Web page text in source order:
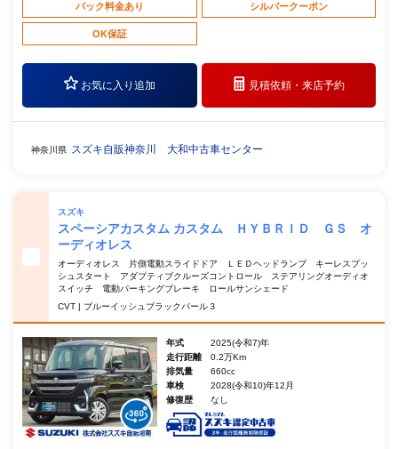
パック料金あり シルバークーポン
OK保証
お気に入り追加 見積依頼・来店予約
神奈川県 スズキ自販神奈川 大和中古車センター
スズキ
スペーシアカスタム カスタム ＨＹＢＲＩＤ ＧＳ オ
ーディオレス
オーディオレス 片側電動スライドドア ＬＥＤヘッドランプ キーレスプッ
シュスタート アダプティブクルーズコントロール ステアリングオーディオ
スイッチ 電動パーキングブレーキ ロールサンシェード
CVT | ブルーイッシュブラックパール３
年式
2025(令和7)年
走行距離
0.2万Km
排気量
660cc
車検
2028(令和10)年12月
修復歴
なし